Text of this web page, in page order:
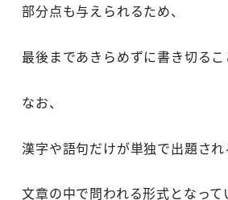
部分点も与えられるため、
最後まであきらめずに書き切るこ
なお、
漢字や語句だけが単独で出題され
文章の中で問われる形式となって